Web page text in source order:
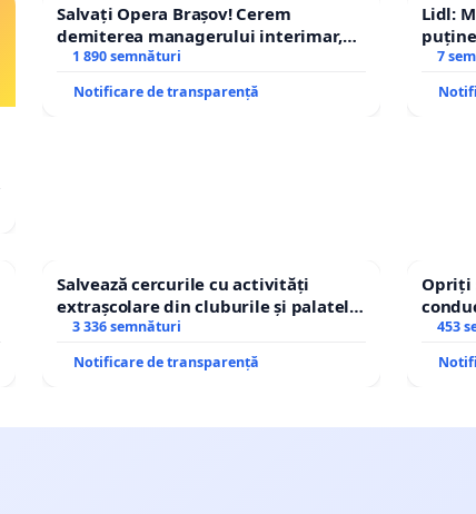
Salvați Opera Brașov! Cerem
demiterea managerului interimar,
Petrean Lucian-Marius!
1 890 semnături
Notificare de transparență
Lidl:
7
Salvează cercurile cu activități
extrașcolare din cluburile și palatele
copiilor
3 336 semnături
Notificare de transparență
Opriți
453